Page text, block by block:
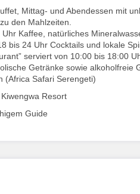
Mittag- und Abendessen mit
den Mahlzeiten.
Kaffee, natürliches
bis 24 Uhr Cocktails und lokale
serviert von 10:00 bis 18:00
Getränke sowie alkoholfreie
(Africa Safari Serengeti)
Resort
Guide